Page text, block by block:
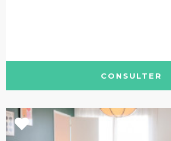
CONSULTER